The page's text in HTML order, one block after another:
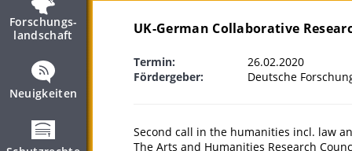
Forschungs­
landschaft
Neuigkeiten
UK-German Collaborative
Termin:
26.02.2020
Fördergeber:
Deutsche
Second call in the humanities incl. law
The Arts and Humanities Research